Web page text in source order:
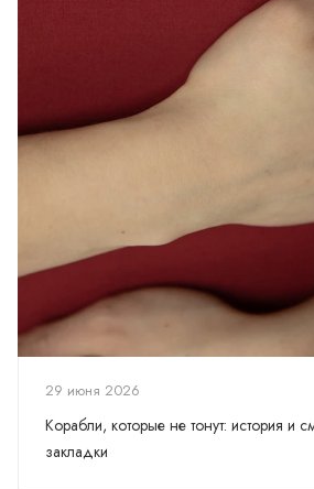
29 июня 2026
Корабли, которые не тонут: история и
закладки